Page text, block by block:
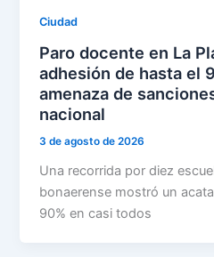
Ciudad
Paro docente en La
adhesión de hasta el
amenaza de
nacional
3 de agosto de 2026
Una recorrida por diez
bonaerense mostró un
90% en casi todos